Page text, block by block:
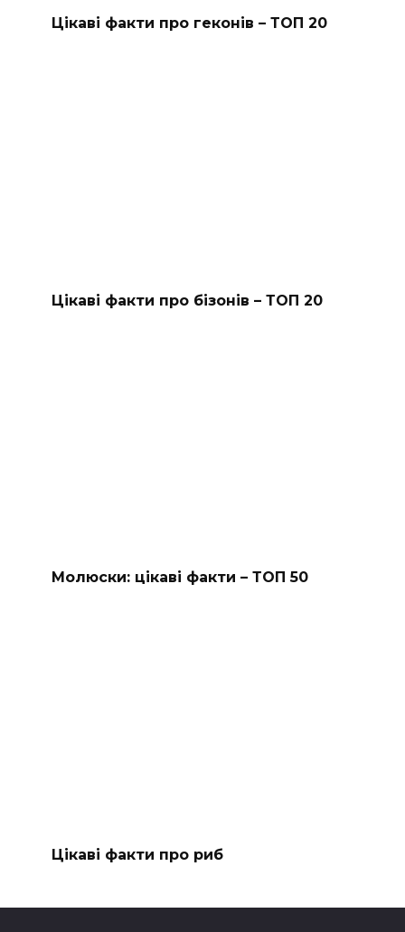
Цікаві факти про геконів – ТОП 20
Цікаві факти про бізонів – ТОП 20
Молюски: цікаві факти – ТОП 50
Цікаві факти про риб